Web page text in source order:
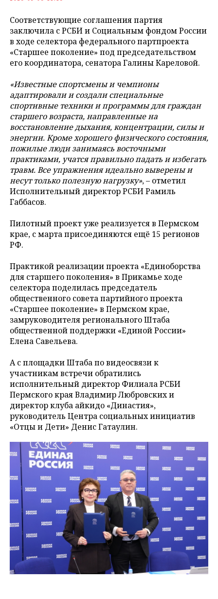
Соответствующие соглашения партия
заключила с РСБИ и Социальным фондом России
в ходе селектора федерального партпроекта
«Старшее поколение» под председательством
его координатора, сенатора Галины Кареловой.
«Известные спортсмены и чемпионы
адаптировали и создали специальные
спортивные техники и программы для граждан
старшего возраста, направленные на
восстановление дыхания, концентрации, силы и
энергии. Кроме хорошего физического состояния,
пожилые люди занимаясь восточными
практиками, учатся правильно падать и избегать
травм. Все упражнения идеально выверены и
несут только полезную нагрузку», – отметил
Исполнительный директор РСБИ Рамиль
Габбасов.
Пилотный проект уже реализуется в Пермском
крае, с марта присоединяются ещё 15 регионов
РФ.
Практикой реализации проекта «Единоборства
для старшего поколения» в Прикамье ходе
селектора поделилась председатель
общественного совета партийного проекта
«Старшее поколение» в Пермском крае,
замруководителя регионального Штаба
общественной поддержки «Единой России»
Елена Савельева.
А с площадки Штаба по видеосвязи к
участникам встречи обратились
исполнительный директор Филиала РСБИ
Пермского края Владимир Любровских и
директор клуба айкидо «Династия»,
руководитель Центра социальных инициатив
«Отцы и Дети» Денис Гатаулин.